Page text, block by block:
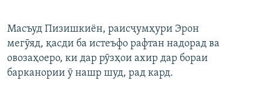
Масъуд Пизишкиён, раисҷумҳури Эрон
мегӯяд, қасди ба истеъфо рафтан надорад ва
овозаҳоеро, ки дар рӯзҳои ахир дар бораи
барканории ӯ нашр шуд, рад кард.